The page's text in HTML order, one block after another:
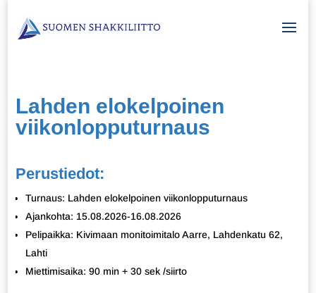
Lahden elokelpoinen
viikonlopputurnaus
Perustiedot:
Turnaus: Lahden elokelpoinen viikonlopputurnaus
Ajankohta: 15.08.2026-16.08.2026
Pelipaikka: Kivimaan monitoimitalo Aarre, Lahdenkatu 62,
Lahti
Miettimisaika: 90 min + 30 sek /siirto